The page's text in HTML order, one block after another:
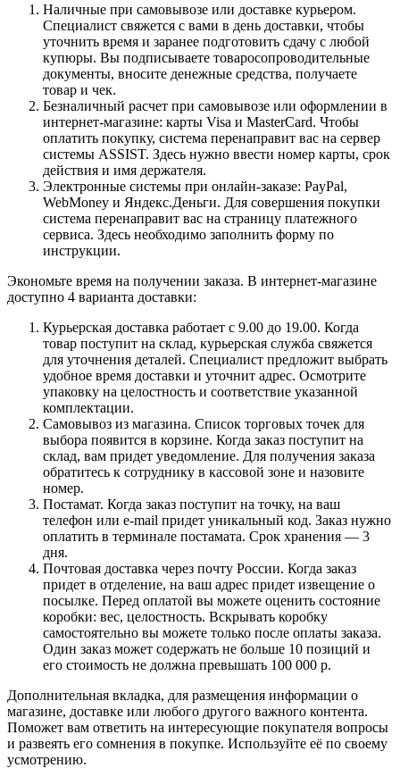
Наличные при самовывозе или доставке курьером.
Специалист свяжется с вами в день доставки, чтобы
уточнить время и заранее подготовить сдачу с любой
купюры. Вы подписываете товаросопроводительные
документы, вносите денежные средства, получаете
товар и чек.
Безналичный расчет при самовывозе или оформлении в
интернет-магазине: карты Visa и MasterCard. Чтобы
оплатить покупку, система перенаправит вас на сервер
системы ASSIST. Здесь нужно ввести номер карты, срок
действия и имя держателя.
Электронные системы при онлайн-заказе: PayPal,
WebMoney и Яндекс.Деньги. Для совершения покупки
система перенаправит вас на страницу платежного
сервиса. Здесь необходимо заполнить форму по
инструкции.
Экономьте время на получении заказа. В интернет-магазине
доступно 4 варианта доставки:
Курьерская доставка работает с 9.00 до 19.00. Когда
товар поступит на склад, курьерская служба свяжется
для уточнения деталей. Специалист предложит выбрать
удобное время доставки и уточнит адрес. Осмотрите
упаковку на целостность и соответствие указанной
комплектации.
Самовывоз из магазина. Список торговых точек для
выбора появится в корзине. Когда заказ поступит на
склад, вам придет уведомление. Для получения заказа
обратитесь к сотруднику в кассовой зоне и назовите
номер.
Постамат. Когда заказ поступит на точку, на ваш
телефон или e-mail придет уникальный код. Заказ нужно
оплатить в терминале постамата. Срок хранения — 3
дня.
Почтовая доставка через почту России. Когда заказ
придет в отделение, на ваш адрес придет извещение о
посылке. Перед оплатой вы можете оценить состояние
коробки: вес, целостность. Вскрывать коробку
самостоятельно вы можете только после оплаты заказа.
Один заказ может содержать не больше 10 позиций и
его стоимость не должна превышать 100 000 р.
Дополнительная вкладка, для размещения информации о
магазине, доставке или любого другого важного контента.
Поможет вам ответить на интересующие покупателя вопросы
и развеять его сомнения в покупке. Используйте её по своему
усмотрению.